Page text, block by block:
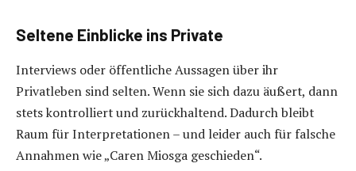
Seltene Einblicke ins Private
Interviews oder öffentliche Aussagen über ihr
Privatleben sind selten. Wenn sie sich dazu äußert, dann
stets kontrolliert und zurückhaltend. Dadurch bleibt
Raum für Interpretationen – und leider auch für falsche
Annahmen wie „Caren Miosga geschieden“.